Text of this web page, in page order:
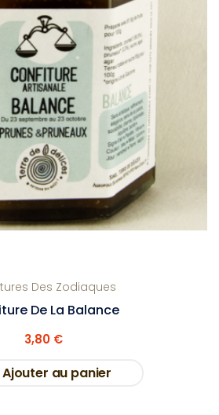
Des Zodiaques
De La Balance
3,80 €
Ajouter au panier